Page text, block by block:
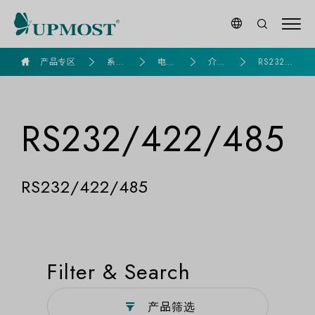
goldennet
产品专区 系列 电脑
组装
介面 RS232/
RS232/422/485
RS232/422/485
Filter & Search
产品筛选